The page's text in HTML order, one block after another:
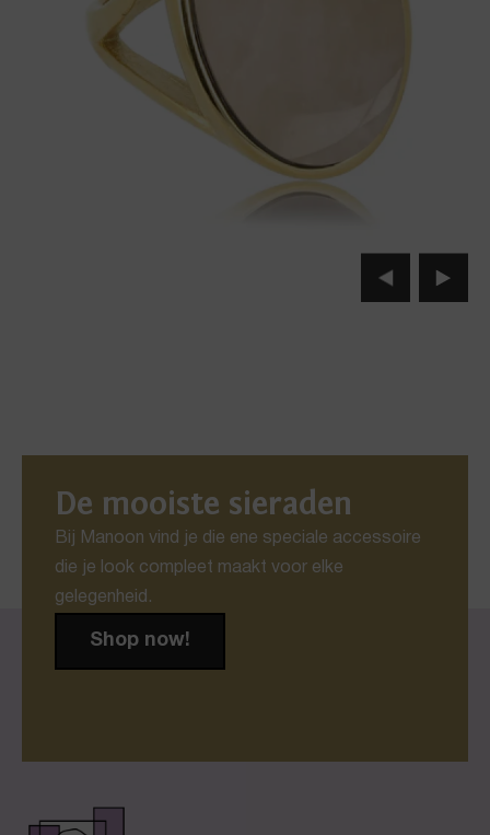
De mooiste sieraden
Bij Manoon vind je die ene speciale accessoire
die je look compleet maakt voor elke
gelegenheid.
Shop now!